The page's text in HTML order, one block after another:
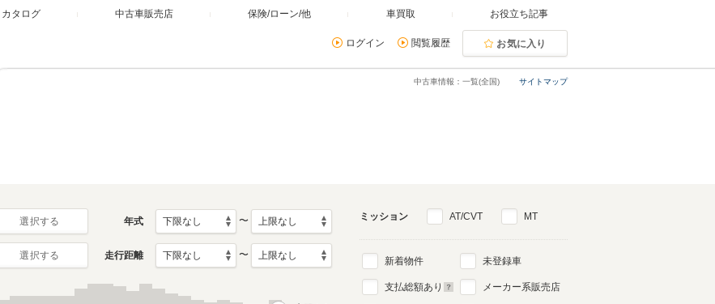
カタログ 中古車販売店 保険/ローン/他 車買取 お役立ち記事
ログイン 閲覧履歴 お気に入り
サイトマップ
中古車情報：一覧(全国)
選択する 年式 〜
選択する 走行距離 〜
ミッション AT/CVT MT
新着物件
支払総額あり
未登録車
メーカー系販売店